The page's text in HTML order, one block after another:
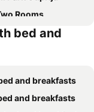
Rooms
bed and
and breakfasts
and breakfasts